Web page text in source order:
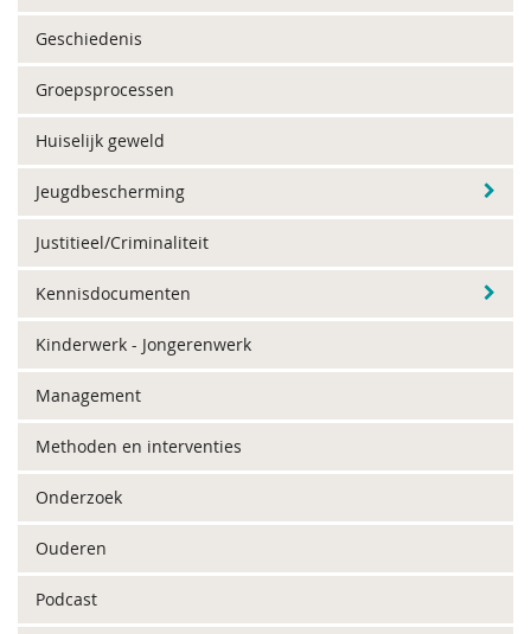
Geschiedenis
Groepsprocessen
Huiselijk geweld
Jeugdbescherming
Justitieel/Criminaliteit
Kennisdocumenten
Kinderwerk - Jongerenwerk
Management
Methoden en interventies
Onderzoek
Ouderen
Podcast